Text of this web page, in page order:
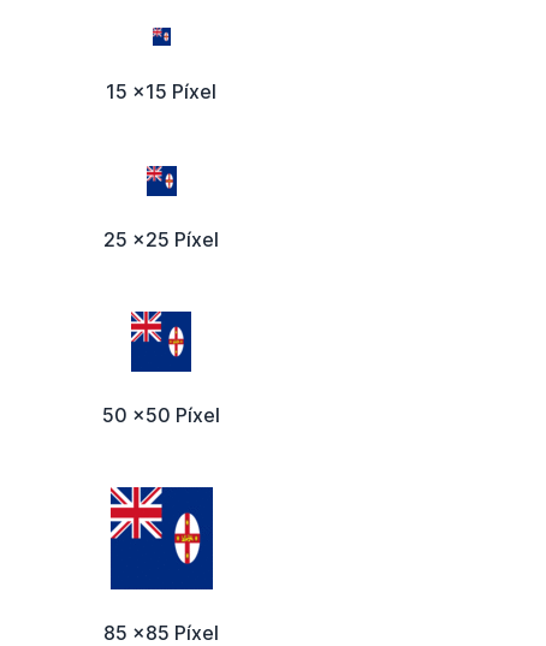
15 x15 Píxel
25 x25 Píxel
50 x50 Píxel
85 x85 Píxel